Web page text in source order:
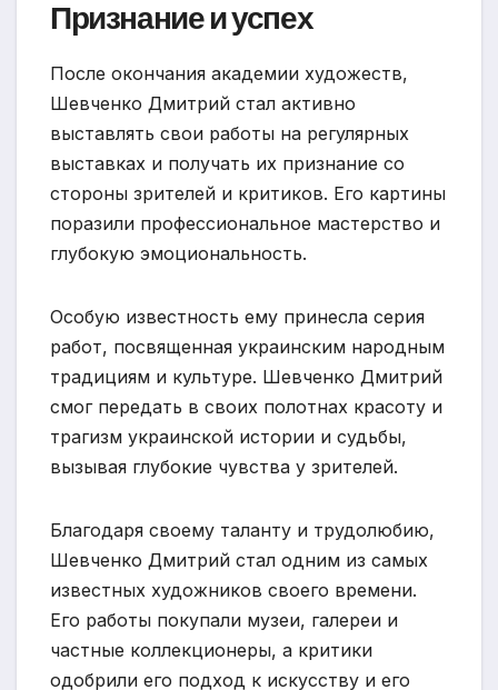
Признание и успех
После окончания академии художеств,
Шевченко Дмитрий стал активно
выставлять свои работы на регулярных
выставках и получать их признание со
стороны зрителей и критиков. Его картины
поразили профессиональное мастерство и
глубокую эмоциональность.
Особую известность ему принесла серия
работ, посвященная украинским народным
традициям и культуре. Шевченко Дмитрий
смог передать в своих полотнах красоту и
трагизм украинской истории и судьбы,
вызывая глубокие чувства у зрителей.
Благодаря своему таланту и трудолюбию,
Шевченко Дмитрий стал одним из самых
известных художников своего времени.
Его работы покупали музеи, галереи и
частные коллекционеры, а критики
одобрили его подход к искусству и его